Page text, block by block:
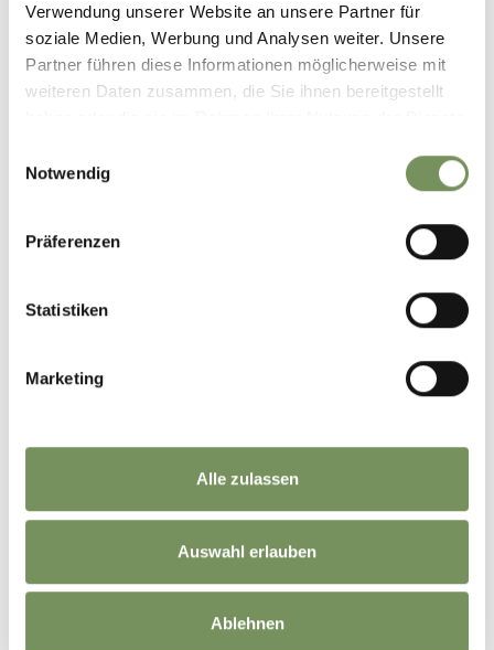
Verwendung unserer Website an unsere Partner für
soziale Medien, Werbung und Analysen weiter. Unsere
Partner führen diese Informationen möglicherweise mit
weiteren Daten zusammen, die Sie ihnen bereitgestellt
Notwendig
Präferenzen
Statistiken
Marketing
Alle zulassen
Auswahl erlauben
Ablehnen
+